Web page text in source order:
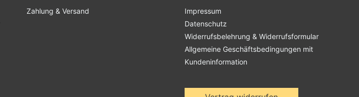
Zahlung & Versand
Impressum
Datenschutz
Widerrufsbelehrung & Widerrufsformular
Allgemeine Geschäftsbedingungen mit
Kundeninformation